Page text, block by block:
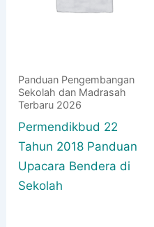
Panduan Pengembangan
Sekolah dan Madrasah
Terbaru 2026
Permendikbud 22
Tahun 2018 Panduan
Upacara Bendera di
Sekolah